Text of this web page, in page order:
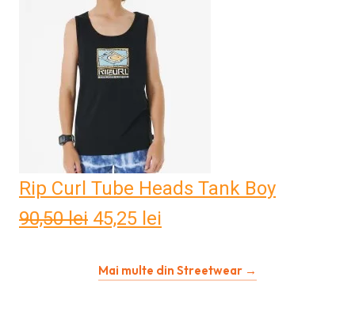
90,50 lei.
Rip Curl Tube Heads Tank Boy
90,50lei Prețul
a
45,25 lei
este:
Mai multe din Streetwear →